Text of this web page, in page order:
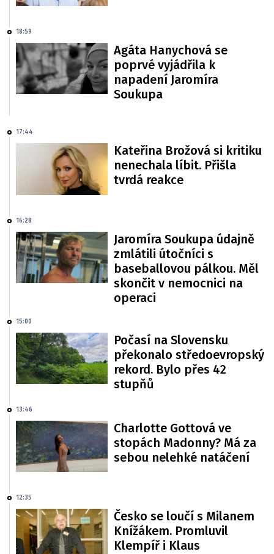
18:59
Agáta Hanychová se
poprvé vyjádřila k
napadení Jaromíra
Soukupa
17:44
Kateřina Brožová si kritiku
nenechala líbit. Přišla
tvrdá reakce
16:28
Jaromíra Soukupa údajně
zmlátili útočníci s
baseballovou pálkou. Měl
skončit v nemocnici na
operaci
15:00
Počasí na Slovensku
překonalo středoevropský
rekord. Bylo přes 42
stupňů
13:46
Charlotte Gottová ve
stopách Madonny? Má za
sebou nelehké natáčení
12:35
Česko se loučí s Milanem
Knížákem. Promluvil
Klempíř i Klaus